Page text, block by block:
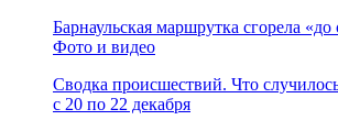
Барнаульская маршрутка сгорела
Фото и видео
Сводка происшествий. Что
с 20 по 22 декабря